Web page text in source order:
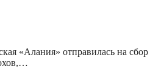
«Алания» отправилась на